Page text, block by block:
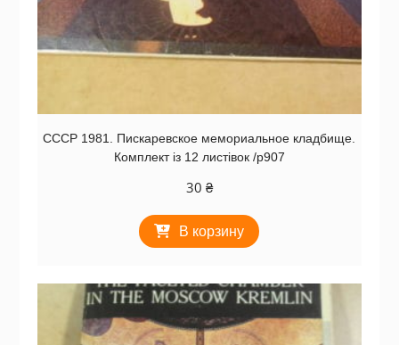
СССР 1981. Пискаревское мемориальное кладбище.
Комплект із 12 листівок /р907
30 ₴
В корзину